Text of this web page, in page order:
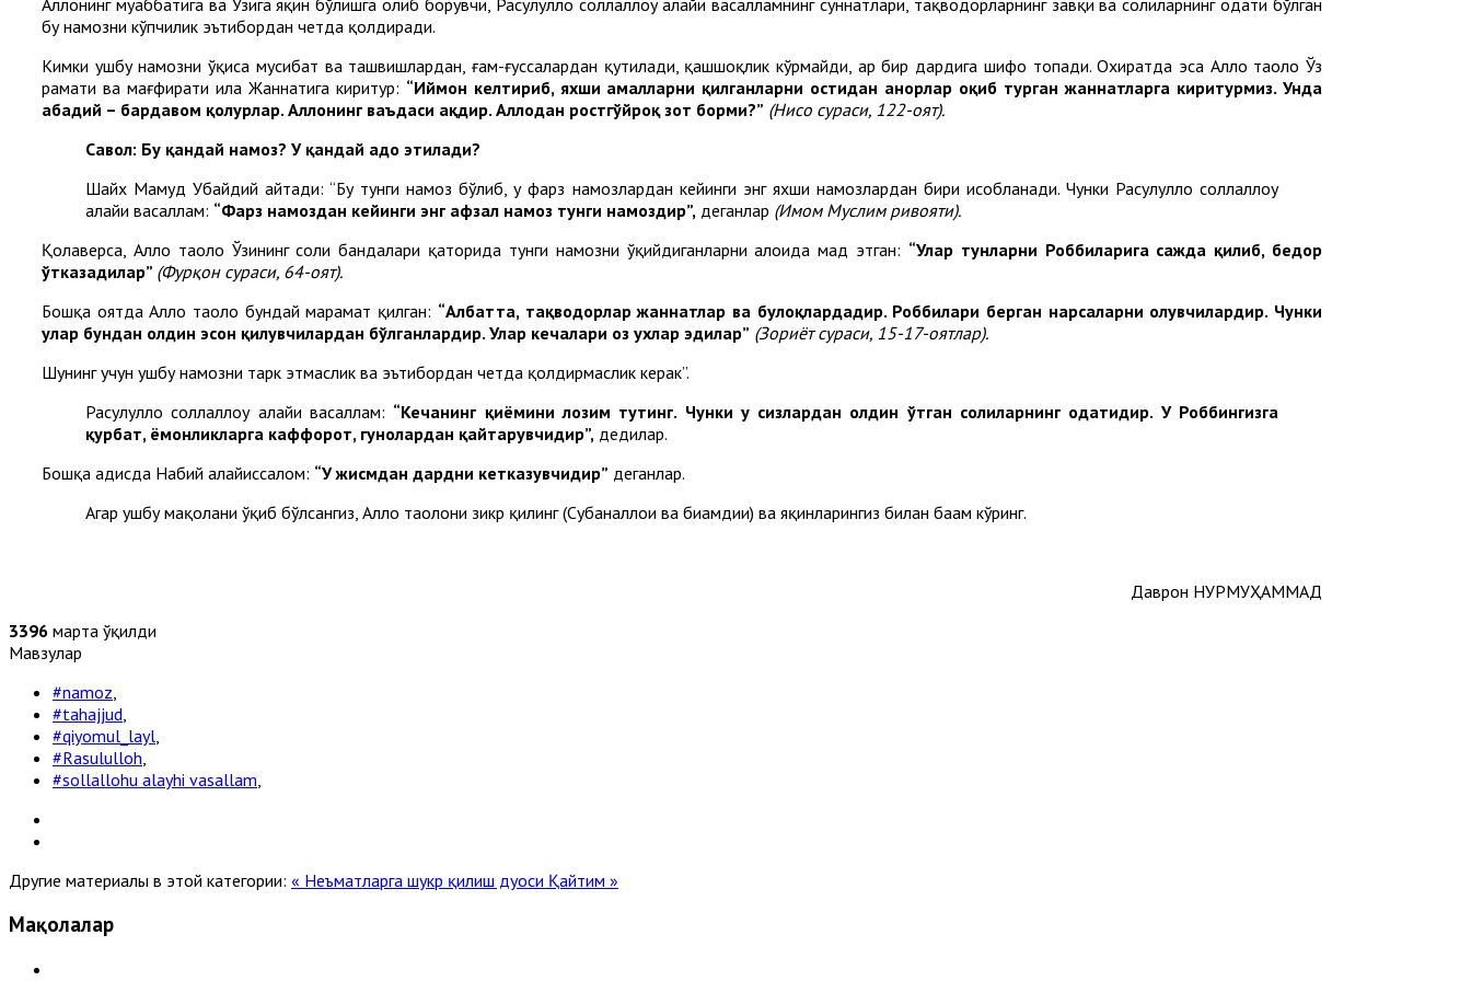
бу намозни кўпчилик эътибордан четда қолдиради.
Кимки ушбу намозни ўқиса мусибат ва ташвишлардан, ғам-ғуссалардан қутилади, қашшоқлик кўрмайди, ҳар бир дардига шифо топади. Охиратда эса Аллоҳ таоло Ўз
раҳмати ва мағфирати ила Жаннатига киритур: “Иймон келтириб, яхши амалларни қилганларни остидан анҳорлар оқиб турган жаннатларга киритурмиз. Унда
абадий – бардавом қолурлар. Аллоҳнинг ваъдаси ҳақдир. Аллоҳдан ростгўйроқ зот борми?” (Нисо сураси, 122-оят).
Савол: Бу қандай намоз? У қандай адо этилади?
Шайх Маҳмуд Убайдий айтади: “Бу тунги намоз бўлиб, у фарз намозлардан кейинги энг яхши намозлардан бири ҳисобланади. Чунки Расулуллоҳ соллаллоҳу
алайҳи васаллам: “Фарз намоздан кейинги энг афзал намоз тунги намоздир”, деганлар (Имом Муслим ривояти).
Қолаверса, Аллоҳ таоло Ўзининг солиҳ бандалари қаторида тунги намозни ўқийдиганларни алоҳида мадҳ этган: “Улар тунларни Роббиларига сажда қилиб, бедор
ўтказадилар” (Фурқон сураси, 64-оят).
Бошқа оятда Аллоҳ таоло бундай марҳамат қилган: “Албатта, тақводорлар жаннатлар ва булоқлардадир. Роббилари берган нарсаларни олувчилардир. Чунки
улар бундан олдин эҳсон қилувчилардан бўлганлардир. Улар кечалари оз ухлар эдилар” (Зориёт сураси, 15-17-оятлар).
Шунинг учун ушбу намозни тарк этмаслик ва эътибордан четда қолдирмаслик керак”.
Расулуллоҳ соллаллоҳу алайҳи васаллам: “Кечанинг қиёмини лозим тутинг. Чунки у сизлардан олдин ўтган солиҳларнинг одатидир. У Роббингизга
қурбат, ёмонликларга каффорот, гуноҳлардан қайтарувчидир”, дедилар.
Бошқа ҳадисда Набий алайҳиссалом: “У жисмдан дардни кетказувчидир” деганлар.
Агар ушбу мақолани ўқиб бўлсангиз, Аллоҳ таолони зикр қилинг (Субҳаналлоҳи ва биҳамдиҳи) ва яқинларингиз билан баҳам кўринг.
Даврон НУРМУҲАММАД
3396 марта ўқилди
Мавзулар
#namoz
#tahajjud
#qiyomul_layl
#Rasululloh
#sollallohu alayhi vasallam
Другие материалы в этой категории: « Неъматларга шукр қилиш дуоси Қайтим »
Мақолалар